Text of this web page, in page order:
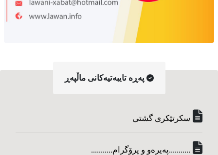
په‌ڕه‌ تایبه‌تیه‌کانی ماڵپه‌ڕ
سکرتێکری گشتی
...........په‌یره‌و و پرۆگرام...........